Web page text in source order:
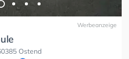
Werbeanzeige
Ostend